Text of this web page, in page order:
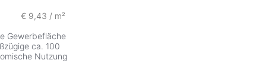
€ 9,43 / m²
Gewerbefläche
ca. 100
Nutzung